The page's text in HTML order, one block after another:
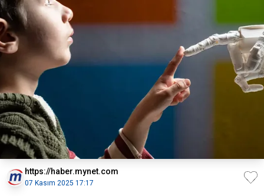
https://haber.mynet.com
07 Kasım 2025 17:17